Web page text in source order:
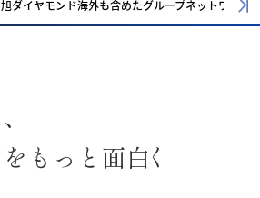
ダイヤモンド海外も含めたグループネットワーク
もっと面白 く